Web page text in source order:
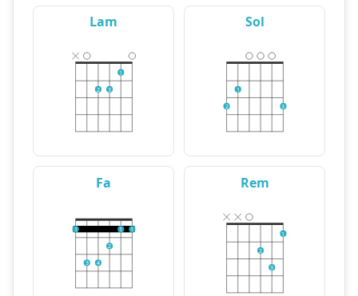
Lam
2 3
1
Sol
2
1
3
Fa
1
3 4
2
1 1
Rem
2
3
1